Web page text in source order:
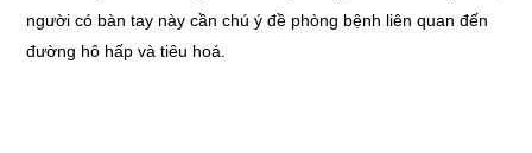
người có bàn tay này cần chú ý đề phòng bệnh liên quan đến
đường hô hấp và tiêu hoá.